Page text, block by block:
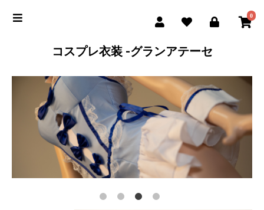
0
コスプレ衣装 -グランアテーセ